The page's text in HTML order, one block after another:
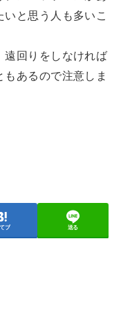
と思う人も多いこ
遠回りをしなければ
あるので注意しま
ブ 送る